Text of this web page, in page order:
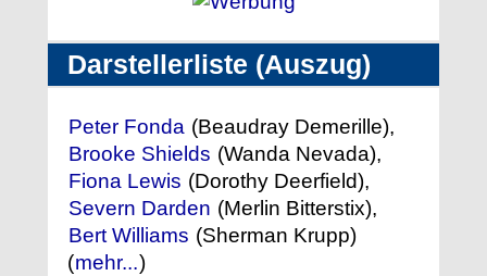
Darstellerliste (Auszug)
Peter Fonda (Beaudray Demerille),
Brooke Shields (Wanda Nevada),
Fiona Lewis (Dorothy Deerfield),
Severn Darden (Merlin Bitterstix),
Bert Williams (Sherman Krupp)
(mehr...)